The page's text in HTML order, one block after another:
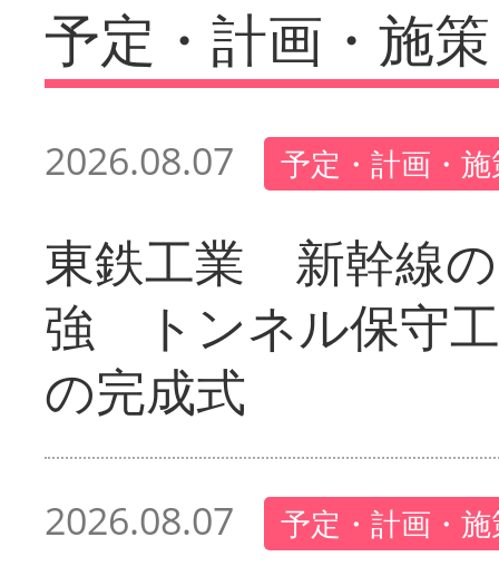
予定・計画・施策
2026.08.07 予定・計画・
東鉄工業 新幹線
強 トンネル保守
の完成式
2026.08.07 予定・計画・